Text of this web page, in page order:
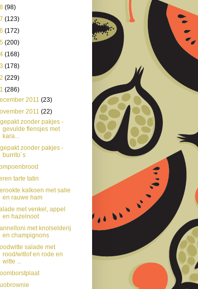
(98)
(123)
(172)
(200)
(168)
(178)
(229)
(286)
2011(23)
2011(22)
zonder pakjes -
gevulde flensjes met
kara...
zonder pakjes -
burrito´s
tarte tatin
kalkoen met salie
en rauwe ham
met venkel, appel
en hazelnoot
met knolselderij
en champignons
salade met
rood/witlof en rode en
witte ...